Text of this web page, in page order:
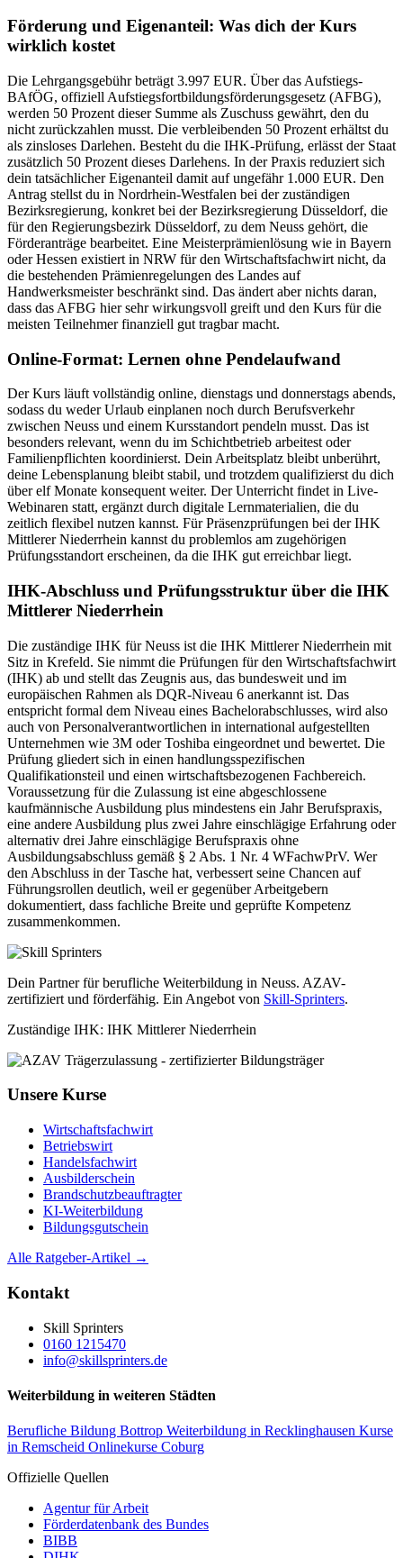
Förderung und Eigenanteil: Was dich der Kurs
wirklich kostet
Die Lehrgangsgebühr beträgt 3.997 EUR. Über das Aufstiegs-
BAfÖG, offiziell Aufstiegsfortbildungsförderungsgesetz (AFBG),
werden 50 Prozent dieser Summe als Zuschuss gewährt, den du
nicht zurückzahlen musst. Die verbleibenden 50 Prozent erhältst du
als zinsloses Darlehen. Besteht du die IHK-Prüfung, erlässt der Staat
zusätzlich 50 Prozent dieses Darlehens. In der Praxis reduziert sich
dein tatsächlicher Eigenanteil damit auf ungefähr 1.000 EUR. Den
Antrag stellst du in Nordrhein-Westfalen bei der zuständigen
Bezirksregierung, konkret bei der Bezirksregierung Düsseldorf, die
für den Regierungsbezirk Düsseldorf, zu dem Neuss gehört, die
Förderanträge bearbeitet. Eine Meisterprämienlösung wie in Bayern
oder Hessen existiert in NRW für den Wirtschaftsfachwirt nicht, da
die bestehenden Prämienregelungen des Landes auf
Handwerksmeister beschränkt sind. Das ändert aber nichts daran,
dass das AFBG hier sehr wirkungsvoll greift und den Kurs für die
meisten Teilnehmer finanziell gut tragbar macht.
Online-Format: Lernen ohne Pendelaufwand
Der Kurs läuft vollständig online, dienstags und donnerstags abends,
sodass du weder Urlaub einplanen noch durch Berufsverkehr
zwischen Neuss und einem Kursstandort pendeln musst. Das ist
besonders relevant, wenn du im Schichtbetrieb arbeitest oder
Familienpflichten koordinierst. Dein Arbeitsplatz bleibt unberührt,
deine Lebensplanung bleibt stabil, und trotzdem qualifizierst du dich
über elf Monate konsequent weiter. Der Unterricht findet in Live-
Webinaren statt, ergänzt durch digitale Lernmaterialien, die du
zeitlich flexibel nutzen kannst. Für Präsenzprüfungen bei der IHK
Mittlerer Niederrhein kannst du problemlos am zugehörigen
Prüfungsstandort erscheinen, da die IHK gut erreichbar liegt.
IHK-Abschluss und Prüfungsstruktur über die IHK
Mittlerer Niederrhein
Die zuständige IHK für Neuss ist die IHK Mittlerer Niederrhein mit
Sitz in Krefeld. Sie nimmt die Prüfungen für den Wirtschaftsfachwirt
(IHK) ab und stellt das Zeugnis aus, das bundesweit und im
europäischen Rahmen als DQR-Niveau 6 anerkannt ist. Das
entspricht formal dem Niveau eines Bachelorabschlusses, wird also
auch von Personalverantwortlichen in international aufgestellten
Unternehmen wie 3M oder Toshiba eingeordnet und bewertet. Die
Prüfung gliedert sich in einen handlungsspezifischen
Qualifikationsteil und einen wirtschaftsbezogenen Fachbereich.
Voraussetzung für die Zulassung ist eine abgeschlossene
kaufmännische Ausbildung plus mindestens ein Jahr Berufspraxis,
eine andere Ausbildung plus zwei Jahre einschlägige Erfahrung oder
alternativ drei Jahre einschlägige Berufspraxis ohne
Ausbildungsabschluss gemäß § 2 Abs. 1 Nr. 4 WFachwPrV. Wer
den Abschluss in der Tasche hat, verbessert seine Chancen auf
Führungsrollen deutlich, weil er gegenüber Arbeitgebern
dokumentiert, dass fachliche Breite und geprüfte Kompetenz
zusammenkommen.
Dein Partner für berufliche Weiterbildung in Neuss. AZAV-
zertifiziert und förderfähig. Ein Angebot von Skill-Sprinters.
Zuständige IHK: IHK Mittlerer Niederrhein
Unsere Kurse
Wirtschaftsfachwirt
Betriebswirt
Handelsfachwirt
Ausbilderschein
Brandschutzbeauftragter
KI-Weiterbildung
Bildungsgutschein
Alle Ratgeber-Artikel →
Kontakt
Skill Sprinters
0160 1215470
info@skillsprinters.de
Weiterbildung in weiteren Städten
Berufliche Bildung Bottrop Weiterbildung in Recklinghausen Kurse
in Remscheid Onlinekurse Coburg
Offizielle Quellen
Agentur für Arbeit
Förderdatenbank des Bundes
BIBB